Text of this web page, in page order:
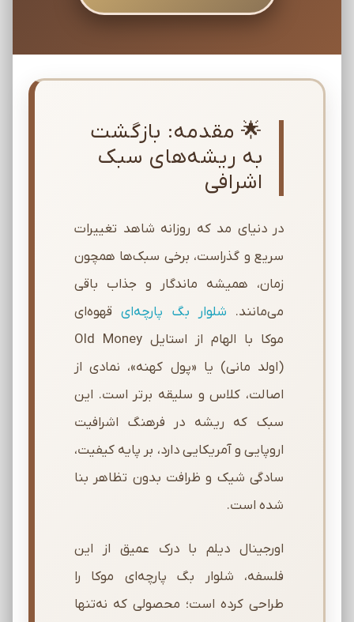
🌟 مقدمه: بازگشت
به ریشه‌های سبک
اشرافی
در دنیای مد که روزانه شاهد تغییرات
سریع و گذراست، برخی سبک‌ها همچون
زمان، همیشه ماندگار و جذاب باقی
می‌مانند. شلوار بگ پارچه‌ایقهوه‌ای
موکا با الهام از استایل Old Money
(اولد مانی) یا «پول کهنه»، نمادی از
اصالت، کلاس و سلیقه برتر است. این
سبک که ریشه در فرهنگ اشرافیت
اروپایی و آمریکایی دارد، بر پایه کیفیت،
سادگی شیک و ظرافت بدون تظاهر بنا
شده است.
اورجینال دیلم با درک عمیق از این
فلسفه، شلوار بگ پارچه‌ای موکا را
طراحی کرده است؛ محصولی که نه‌تنها